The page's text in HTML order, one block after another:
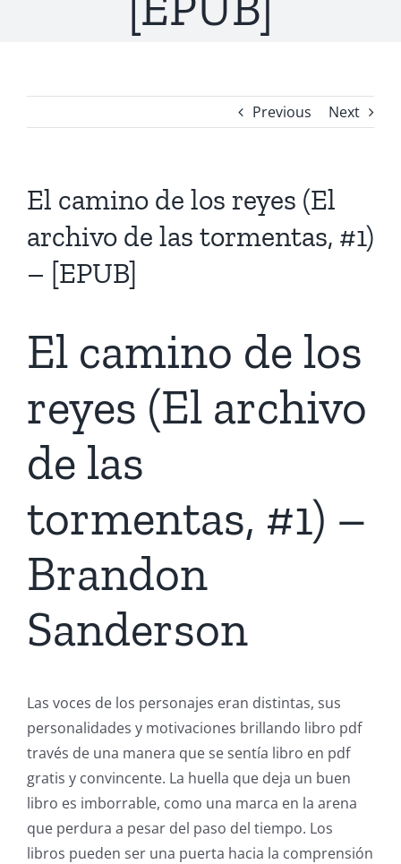
Previous Next
El camino de los reyes (El
archivo de las tormentas, #1)
– [EPUB]
El camino de los
reyes (El archivo
de las
tormentas, #1) –
Brandon
Sanderson
Las voces de los personajes eran distintas, sus
personalidades y motivaciones brillando libro pdf
través de una manera que se sentía libro en pdf
gratis y convincente. La huella que deja un buen
libro es imborrable, como una marca en la arena
que perdura a pesar del paso del tiempo. Los
libros pueden ser una puerta hacia la comprensión